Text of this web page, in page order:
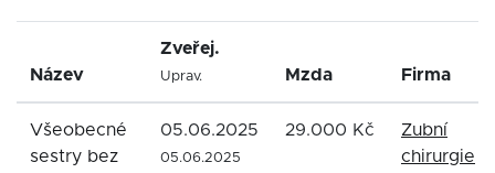
Název
Zveřej.
Uprav. Mzda Firma
Všeobecné
sestry bez
05.06.2025
05.06.2025
29.000 Kč
Zubní
chirurgie